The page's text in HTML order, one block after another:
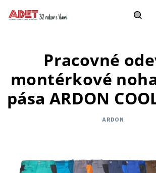
Pracovné
montérkové
pása ARDON
ARDON